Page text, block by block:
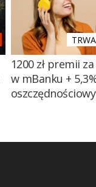
1200 zł premii
w mBanku +